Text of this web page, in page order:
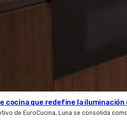
cocina que redefine la
de EuroCucina, Luna se consolida